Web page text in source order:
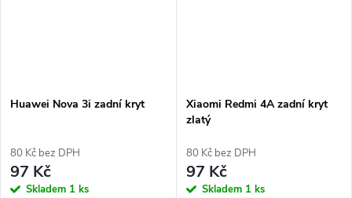
Huawei Nova 3i zadní kryt
80 Kč bez DPH
97 Kč
Skladem 1 ks
Xiaomi Redmi 4A zadní kryt
zlatý
80 Kč bez DPH
97 Kč
Skladem 1 ks